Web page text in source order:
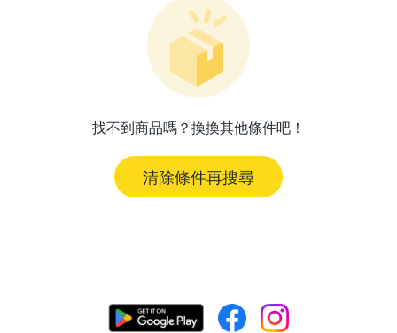
找不到商品嗎？換換其他條件吧！
清除條件再搜尋